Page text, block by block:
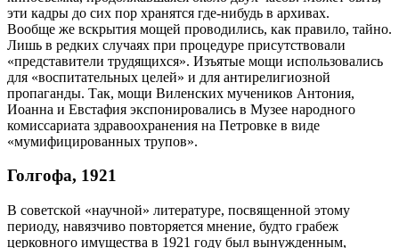
эти кадры до сих пор хранятся где-нибудь в архивах.
Вообще же вскрытия мощей проводились, как правило, тайно.
Лишь в редких случаях при процедуре присутствовали
«представители трудящихся». Изъятые мощи использовались
для «воспитательных целей» и для антирелигиозной
пропаганды. Так, мощи Виленских мучеников Антония,
Иоанна и Евстафия экспонировались в Музее народного
комиссариата здравоохранения на Петровке в виде
«мумифицированных трупов».
Голгофа, 1921
В советской «научной» литературе, посвященной этому
периоду, навязчиво повторяется мнение, будто грабеж
церковного имущества в 1921 году был вынужденным,